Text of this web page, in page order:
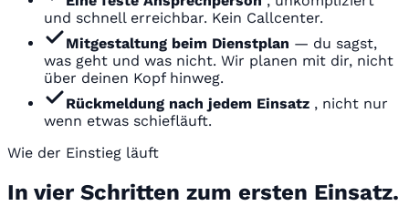
und schnell erreichbar. Kein Callcenter.
Mitgestaltung beim Dienstplan — du sagst,
was geht und was nicht. Wir planen mit dir, nicht
über deinen Kopf hinweg.
Rückmeldung nach jedem Einsatz , nicht nur
wenn etwas schiefläuft.
Wie der Einstieg läuft
In vier Schritten zum ersten Einsatz.